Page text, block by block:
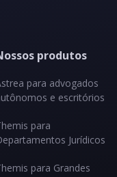
produtos
para advogados
e escritórios
para
Jurídicos
para Grandes